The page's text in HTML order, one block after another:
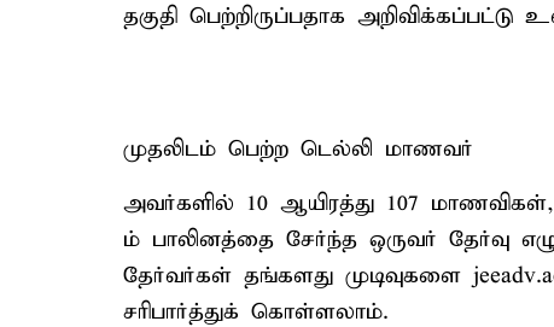
தகுதி பெற்றிருப்பதாக அறிவிக்கப்பட்டு
முதலிடம் பெற்ற டெல்லி மாணவர்
அவர்களில் 10 ஆயிரத்து 107
ம் பாலினத்தை சேர்ந்த ஒருவர் தேர்வு
தேர்வர்கள் தங்களது முடிவுகளை
சரிபார்த்துக் கொள்ளலாம்.